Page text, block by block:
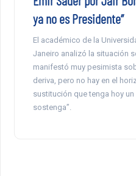
ya no es Presidente”
El académico de la
Janeiro analizó la situación
manifestó muy pesimista
deriva, pero no hay en el
sustitución que tenga hoy
sostenga”.